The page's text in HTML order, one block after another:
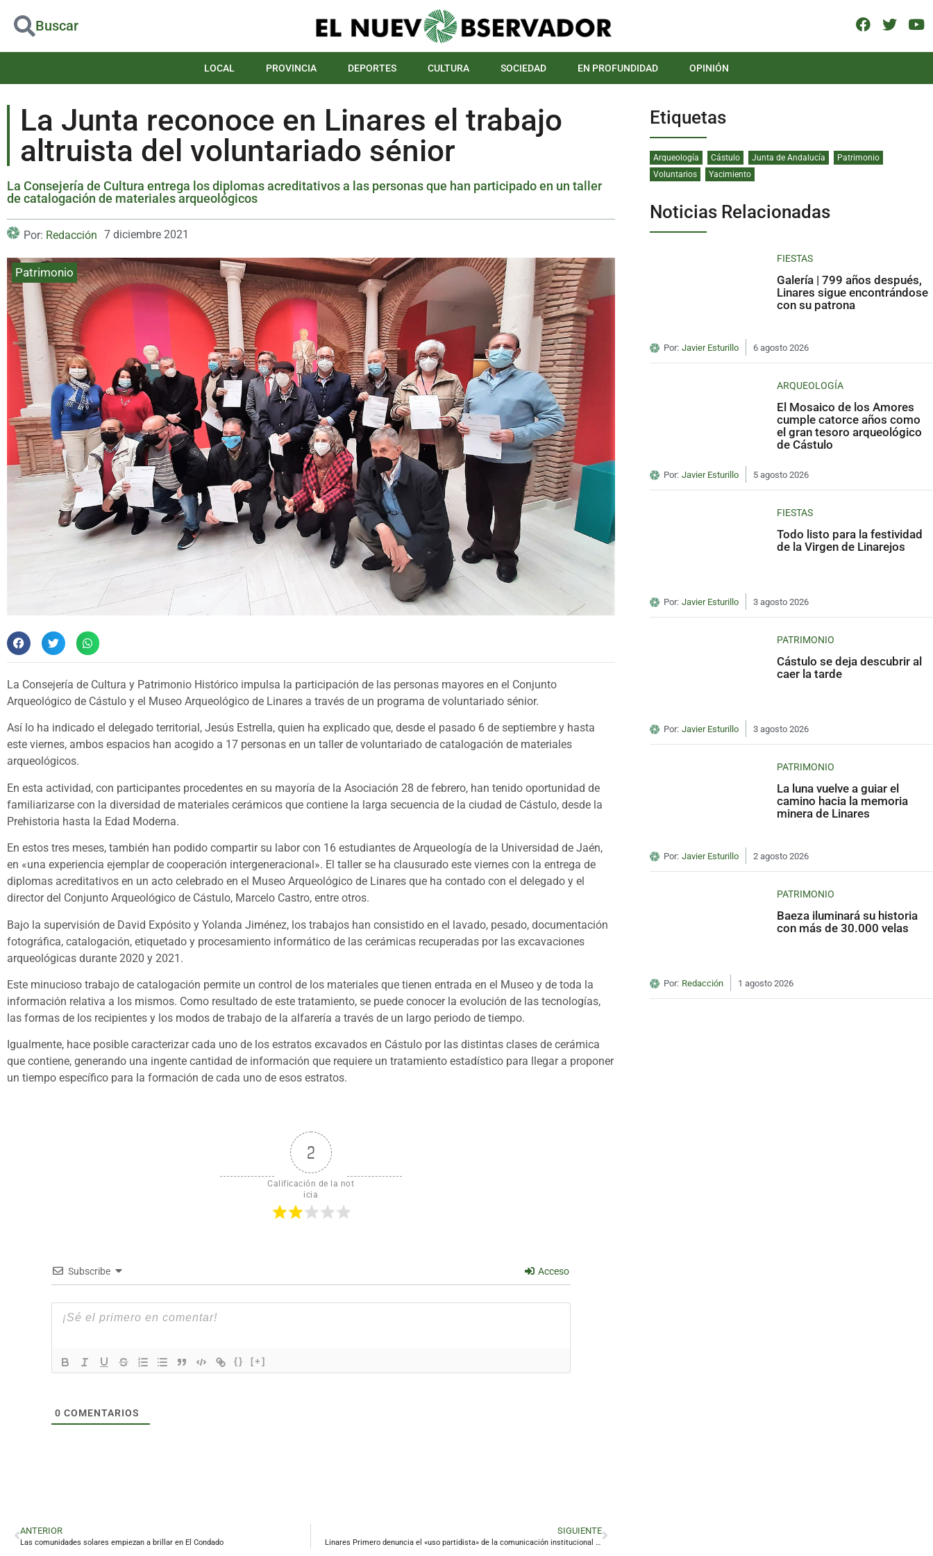
Buscar
LOCAL PROVINCIA DEPORTES CULTURA SOCIEDAD EN PROFUNDIDAD OPINIÓN
La Junta reconoce en Linares el trabajo
altruista del voluntariado sénior
La Consejería de Cultura entrega los diplomas acreditativos a las personas que han participado en un taller
de catalogación de materiales arqueológicos
Por: Redacción 7 diciembre 2021
Patrimonio
La Consejería de Cultura y Patrimonio Histórico impulsa la participación de las personas mayores en el Conjunto
Arqueológico de Cástulo y el Museo Arqueológico de Linares a través de un programa de voluntariado sénior.
Así lo ha indicado el delegado territorial, Jesús Estrella, quien ha explicado que, desde el pasado 6 de septiembre y hasta
este viernes, ambos espacios han acogido a 17 personas en un taller de voluntariado de catalogación de materiales
arqueológicos.
En esta actividad, con participantes procedentes en su mayoría de la Asociación 28 de febrero, han tenido oportunidad de
familiarizarse con la diversidad de materiales cerámicos que contiene la larga secuencia de la ciudad de Cástulo, desde la
Prehistoria hasta la Edad Moderna.
En estos tres meses, también han podido compartir su labor con 16 estudiantes de Arqueología de la Universidad de Jaén,
en «una experiencia ejemplar de cooperación intergeneracional». El taller se ha clausurado este viernes con la entrega de
diplomas acreditativos en un acto celebrado en el Museo Arqueológico de Linares que ha contado con el delegado y el
director del Conjunto Arqueológico de Cástulo, Marcelo Castro, entre otros.
Bajo la supervisión de David Expósito y Yolanda Jiménez, los trabajos han consistido en el lavado, pesado, documentación
fotográfica, catalogación, etiquetado y procesamiento informático de las cerámicas recuperadas por las excavaciones
arqueológicas durante 2020 y 2021.
Este minucioso trabajo de catalogación permite un control de los materiales que tienen entrada en el Museo y de toda la
información relativa a los mismos. Como resultado de este tratamiento, se puede conocer la evolución de las tecnologías,
las formas de los recipientes y los modos de trabajo de la alfarería a través de un largo periodo de tiempo.
Igualmente, hace posible caracterizar cada uno de los estratos excavados en Cástulo por las distintas clases de cerámica
que contiene, generando una ingente cantidad de información que requiere un tratamiento estadístico para llegar a proponer
un tiempo específico para la formación de cada uno de esos estratos.
2
Calificación de la not
icia
Subscribe Acceso
{} [+]
0 COMENTARIOS
ANTERIOR
Las comunidades solares empiezan a brillar en El Condado
SIGUIENTE
Linares Primero denuncia el «uso partidista» de la comunicación institucional del Ayuntamiento
Etiquetas
Arqueología Cástulo Junta de Andalucía
Patrimonio
Voluntarios
Yacimiento
Noticias Relacionadas
FIESTAS
Galería | 799 años después,
Linares sigue encontrándose
con su patrona
Por: Javier Esturillo 6 agosto 2026
ARQUEOLOGÍA
El Mosaico de los Amores
cumple catorce años como
el gran tesoro arqueológico
de Cástulo
Por: Javier Esturillo 5 agosto 2026
FIESTAS
Todo listo para la festividad
de la Virgen de Linarejos
Por: Javier Esturillo 3 agosto 2026
PATRIMONIO
Cástulo se deja descubrir al
caer la tarde
Por: Javier Esturillo 3 agosto 2026
PATRIMONIO
La luna vuelve a guiar el
camino hacia la memoria
minera de Linares
Por: Javier Esturillo 2 agosto 2026
PATRIMONIO
Baeza iluminará su historia
con más de 30.000 velas
Por: Redacción 1 agosto 2026